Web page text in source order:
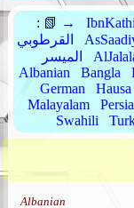
: 📗 →
القرطوبي
الميسر
Albanian
Bangla
German
Hausa
Malayalam
Swahili
Albanian